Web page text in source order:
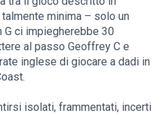
minima – solo un
G ci impiegherebbe 30
al passo Geoffrey C e
inglese di giocare a dadi in
isolati, frammentati, incerti